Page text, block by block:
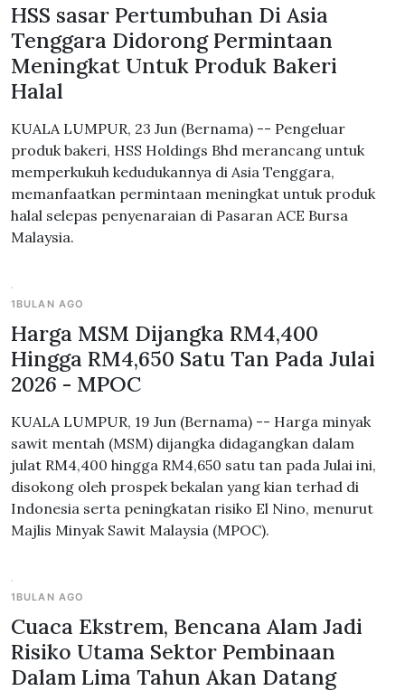
HSS sasar Pertumbuhan Di Asia
Tenggara Didorong Permintaan
Meningkat Untuk Produk Bakeri
Halal
KUALA LUMPUR, 23 Jun (Bernama) -- Pengeluar
produk bakeri, HSS Holdings Bhd merancang untuk
memperkukuh kedudukannya di Asia Tenggara,
memanfaatkan permintaan meningkat untuk produk
halal selepas penyenaraian di Pasaran ACE Bursa
Malaysia.
1BULAN AGO
Harga MSM Dijangka RM4,400
Hingga RM4,650 Satu Tan Pada Julai
2026 - MPOC
KUALA LUMPUR, 19 Jun (Bernama) -- Harga minyak
sawit mentah (MSM) dijangka didagangkan dalam
julat RM4,400 hingga RM4,650 satu tan pada Julai ini,
disokong oleh prospek bekalan yang kian terhad di
Indonesia serta peningkatan risiko El Nino, menurut
Majlis Minyak Sawit Malaysia (MPOC).
1BULAN AGO
Cuaca Ekstrem, Bencana Alam Jadi
Risiko Utama Sektor Pembinaan
Dalam Lima Tahun Akan Datang